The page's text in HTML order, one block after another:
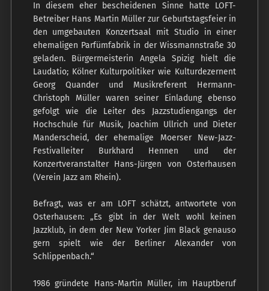
In diesem eher bescheidenen Sinne hatte LOFT-
Betreiber Hans Martin Müller zur Geburtstagsfeier in
den umgebauten Konzertsaal mit Studio in einer
ehemaligen Parfümfabrik in der Wissmannstraße 30
geladen. Bürgermeisterin Angela Spizig hielt die
Laudatio; Kölner Kulturpolitiker wie Kulturdezernent
Georg Quander und Musikreferent Hermann-
Christoph Müller waren seiner Einladung ebenso
gefolgt wie die Leiter des Jazzstudiengangs der
Hochschule für Musik, Joachim Ullrich und Dieter
Manderscheid, der ehemalige Moerser New-Jazz-
Festivalleiter Burkhard Hennen und der
Konzertveranstalter Hans-Jürgen von Osterhausen
(Verein Jazz am Rhein).
Befragt, was er am LOFT schätzt, antwortete von
Osterhausen: „Es gibt in der Welt wohl keinen
Jazzklub, in dem der New Yorker Jim Black genauso
gern spielt wie der Berliner Alexander von
Schlippenbach.“
1986 gründete Hans-Martin Müller, im Hauptberuf